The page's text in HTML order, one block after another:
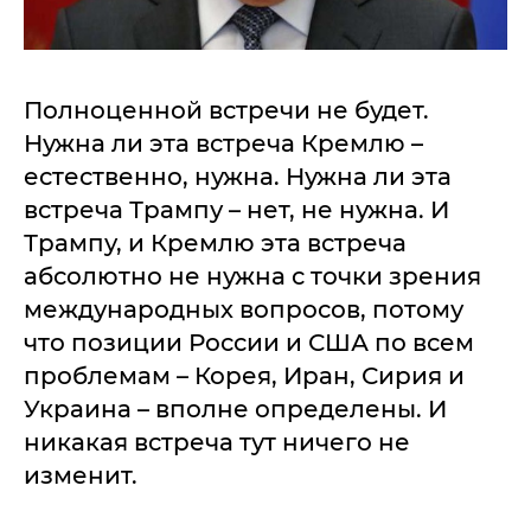
Полноценной встречи не будет.
Нужна ли эта встреча Кремлю –
естественно, нужна. Нужна ли эта
встреча Трампу – нет, не нужна. И
Трампу, и Кремлю эта встреча
абсолютно не нужна с точки зрения
международных вопросов, потому
что позиции России и США по всем
проблемам – Корея, Иран, Сирия и
Украина – вполне определены. И
никакая встреча тут ничего не
изменит.